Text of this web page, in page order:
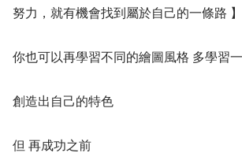
努力，就有機會找到屬於自己的一條路 】
你也可以再學習不同的繪圖風格 多學習
創造出自己的特色
但 再成功之前